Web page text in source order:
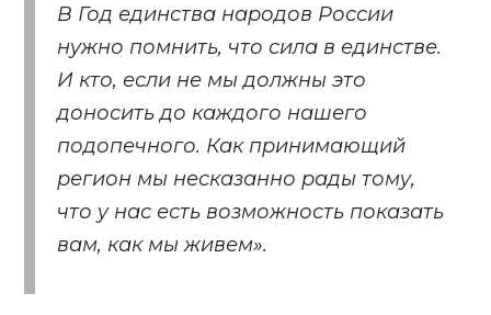
В Год единства народов России
нужно помнить, что сила в единстве.
И кто, если не мы должны это
доносить до каждого нашего
подопечного. Как принимающий
регион мы несказанно рады тому,
что у нас есть возможность показать
вам, как мы живем».